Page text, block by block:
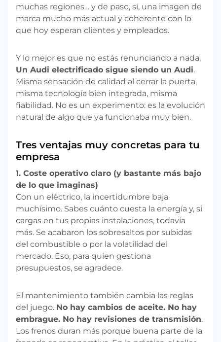
muchas regiones… y de paso, sí, una imagen de
marca mucho más actual y coherente con lo
que hoy esperan clientes y empleados.
Y lo mejor es que no estás renunciando a nada.
Un Audi electrificado sigue siendo un Audi.
Misma sensación de calidad al cerrar la puerta,
misma tecnología bien integrada, misma
fiabilidad. No es un experimento: es la evolución
natural de algo que ya funcionaba muy bien.
Tres ventajas muy concretas para tu
empresa
1. Coste operativo claro (y bastante más bajo
de lo que imaginas)
Con un eléctrico, la incertidumbre baja
muchísimo. Sabes cuánto cuesta la energía y, si
cargas en tus propias instalaciones, todavía
más. Se acabaron los sobresaltos por subidas
del combustible o por la volatilidad del
mercado. Eso, para quien gestiona
presupuestos, se agradece.
El mantenimiento también cambia las reglas
del juego. No hay cambios de aceite. No hay
embrague. No hay revisiones de transmisión.
Los frenos duran más porque buena parte de la